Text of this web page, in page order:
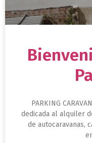
PARKING
dedicada al alquiler
de autocaravanas,